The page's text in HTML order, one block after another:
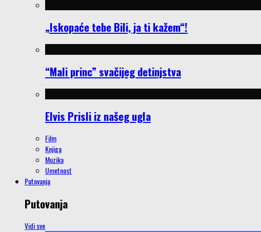
„Iskopaće tebe Bili, ja ti kažem“!
“Mali princ” svačijeg detinjstva
Elvis Prisli iz našeg ugla
Film
Knjiga
Muzika
Umetnost
Putovanja
Putovanja
Vidi sve